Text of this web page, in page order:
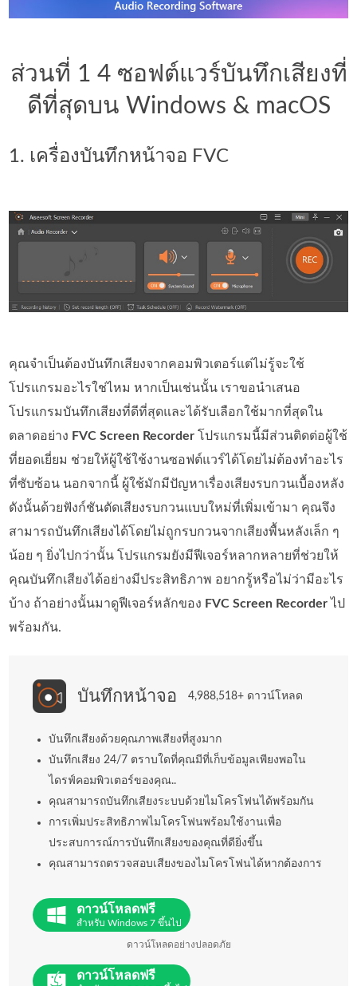
ส่วนที่ 1 4 ซอฟต์แวร์บันทึกเสียงที่
ดีที่สุดบน Windows & macOS
1. เครื่องบันทึกหน้าจอ FVC
คุณจำเป็นต้องบันทึกเสียงจากคอมพิวเตอร์แต่ไม่รู้จะใช้
โปรแกรมอะไรใช่ไหม หากเป็นเช่นนั้น เราขอนำเสนอ
โปรแกรมบันทึกเสียงที่ดีที่สุดและได้รับเลือกใช้มากที่สุดใน
ตลาดอย่าง FVC Screen Recorder โปรแกรมนี้มีส่วนติดต่อผู้ใช้
ที่ยอดเยี่ยม ช่วยให้ผู้ใช้ใช้งานซอฟต์แวร์ได้โดยไม่ต้องทำอะไร
ที่ซับซ้อน นอกจากนี้ ผู้ใช้มักมีปัญหาเรื่องเสียงรบกวนเบื้องหลัง
ดังนั้นด้วยฟังก์ชันตัดเสียงรบกวนแบบใหม่ที่เพิ่มเข้ามา คุณจึง
สามารถบันทึกเสียงได้โดยไม่ถูกรบกวนจากเสียงพื้นหลังเล็ก ๆ
น้อย ๆ ยิ่งไปกว่านั้น โปรแกรมยังมีฟีเจอร์หลากหลายที่ช่วยให้
คุณบันทึกเสียงได้อย่างมีประสิทธิภาพ อยากรู้หรือไม่ว่ามีอะไร
บ้าง ถ้าอย่างนั้นมาดูฟีเจอร์หลักของ FVC Screen Recorder ไป
พร้อมกัน.
บันทึกหน้าจอ 4,988,518+ ดาวน์โหลด
บันทึกเสียงด้วยคุณภาพเสียงที่สูงมาก
บันทึกเสียง 24/7 ตราบใดที่คุณมีที่เก็บข้อมูลเพียงพอใน
ไดรฟ์คอมพิวเตอร์ของคุณ..
คุณสามารถบันทึกเสียงระบบด้วยไมโครโฟนได้พร้อมกัน
การเพิ่มประสิทธิภาพไมโครโฟนพร้อมใช้งานเพื่อ
ประสบการณ์การบันทึกเสียงของคุณที่ดียิ่งขึ้น
คุณสามารถตรวจสอบเสียงของไมโครโฟนได้หากต้องการ
ดาวน์โหลดฟรี
สำหรับ Windows 7 ขึ้นไป
ดาวน์โหลดอย่างปลอดภัย
ดาวน์โหลดฟรี